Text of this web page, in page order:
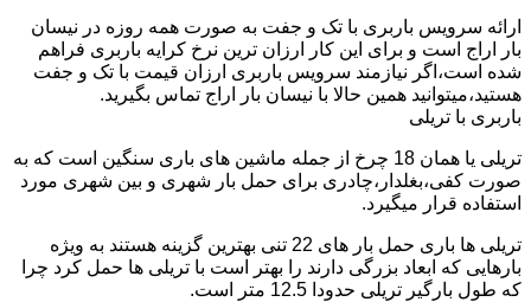
ارائه سرویس باربری با تک و جفت به صورت همه روزه در نیسان
بار اراج است و برای این کار ارزان ترین نرخ کرایه باربری فراهم
شده است،اگر نیازمند سرویس باربری ارزان قیمت با تک و جفت
هستید،میتوانید همین حالا با نیسان بار اراج تماس بگیرید.
باربری با تریلی
تریلی یا همان 18 چرخ از جمله ماشین های باری سنگین است که به
صورت کفی،بغلدار،چادری برای حمل بار شهری و بین شهری مورد
استفاده قرار میگیرد.
تریلی ها باری حمل بار های 22 تنی بهترین گزینه هستند به ویژه
بارهایی که ابعاد بزرگی دارند را بهتر است با تریلی ها حمل کرد چرا
که طول بارگیر تریلی حدودا 12.5 متر است.